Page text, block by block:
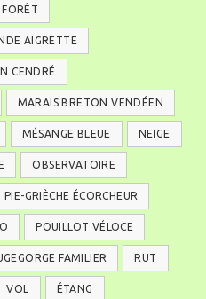
FORÊT
AIGRETTE
CENDRÉ
MARAIS BRETON VENDÉEN
MÉSANGE BLEUE NEIGE
OBSERVATOIRE
PIE-GRIÈCHE ÉCORCHEUR
POUILLOT VÉLOCE
FAMILIER RUT
VOL ÉTANG